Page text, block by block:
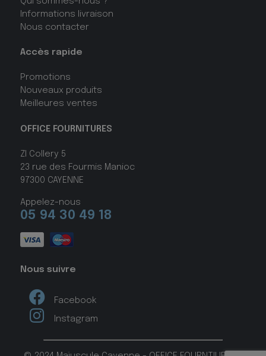
Informations livraison
Nous contacter
Accès rapide
Promotions
Nouveaux produits
Meilleures ventes
OFFICE FOURNITURES
ZI Collery 5
23 rue des Fourmis Manioc
97300 CAYENNE
Appelez-nous
05 94 30 49 18
Nous suivre
Facebook
Instagram